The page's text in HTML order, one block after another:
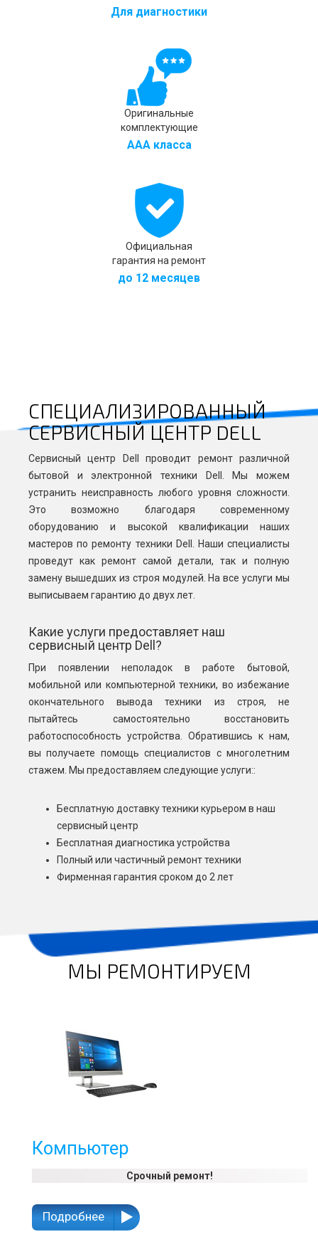
Для диагностики
Оригинальные
комплектующие
AAA класса
Официальная
гарантия на ремонт
до 12 месяцев
СПЕЦИАЛИЗИРОВАННЫЙ
СЕРВИСНЫЙ ЦЕНТР DELL
Сервисный центр Dell проводит ремонт различной
бытовой и электронной техники Dell. Мы можем
устранить неисправность любого уровня сложности.
Это возможно благодаря современному
оборудованию и высокой квалификации наших
мастеров по ремонту техники Dell. Наши специалисты
проведут как ремонт самой детали, так и полную
замену вышедших из строя модулей. На все услуги мы
выписываем гарантию до двух лет.
Какие услуги предоставляет наш
сервисный центр Dell?
При появлении неполадок в работе бытовой,
мобильной или компьютерной техники, во избежание
окончательного вывода техники из строя, не
пытайтесь самостоятельно восстановить
работоспособность устройства. Обратившись к нам,
вы получаете помощь специалистов с многолетним
стажем. Мы предоставляем следующие услуги::
Бесплатную доставку техники курьером в наш
сервисный центр
Бесплатная диагностика устройства
Полный или частичный ремонт техники
Фирменная гарантия сроком до 2 лет
МЫ РЕМОНТИРУЕМ
Компьютер
Срочный ремонт!
Подробнее